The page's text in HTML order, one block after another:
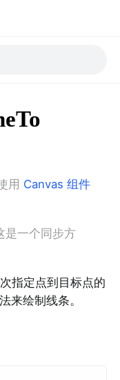
用 Canvas 组件
是一个同步方
指定点到目标点的
来绘制线条。